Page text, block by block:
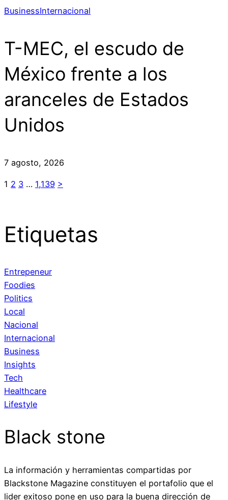
BusinessInternacional
T-MEC, el escudo de
México frente a los
aranceles de Estados
Unidos
7 agosto, 2026
1 2 3 … 1,139 >
Etiquetas
Entrepeneur
Foodies
Politics
Local
Nacional
Internacional
Business
Insights
Tech
Healthcare
Lifestyle
Black stone
La información y herramientas compartidas por
Blackstone Magazine constituyen el portafolio que el
lider exitoso pone en uso para la buena dirección de